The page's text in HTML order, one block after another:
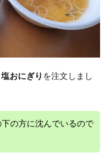
塩おにぎり を注文しまし
下の方に沈んでいるので